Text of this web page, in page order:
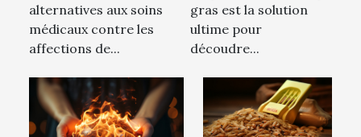
alternatives aux soins
médicaux contre les
affections de...
gras est la solution
ultime pour
découdre...